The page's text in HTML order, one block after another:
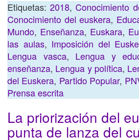
Etiquetas:2018,Conocimiento
Conocimiento del euskera,
Mundo, Enseñanza, Euskara,
las aulas, Imposición del
Lengua vasca, Lengua y
enseñanza, Lengua y política,
del Euskera, Partido Popular,
Prensa escrita
La priorización del
punta de lanza del